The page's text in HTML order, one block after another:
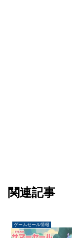
関連記事
ゲームセール情報